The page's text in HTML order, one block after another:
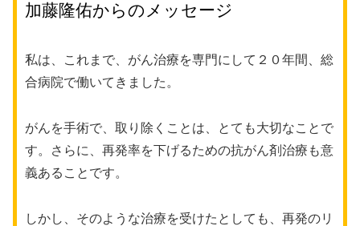
加藤隆佑からのメッセージ
私は、これまで、がん治療を専門にして２０年間、総
合病院で働いてきました。
がんを手術で、取り除くことは、とても大切なことで
す。さらに、再発率を下げるための抗がん剤治療も意
義あることです。
しかし、そのような治療を受けたとしても、再発のリ